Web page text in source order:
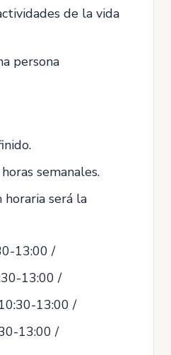
de la vida
persona
semanales.
será la
13:00 /
13:00 /
13:00 /
13:00 /